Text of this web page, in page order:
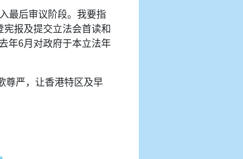
最后审议阶段。我要指
报及提交立法会首读和
年6月对政府于本立法年
尊严，让香港特区及早